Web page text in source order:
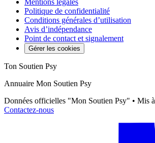
Mentions légales
Politique de confidentialité
Conditions générales d’utilisation
Avis d’indépendance
Point de contact et signalement
Gérer les cookies
Ton Soutien Psy
Annuaire Mon Soutien Psy
Données officielles "Mon Soutien Psy" • Mis
Contactez-nous